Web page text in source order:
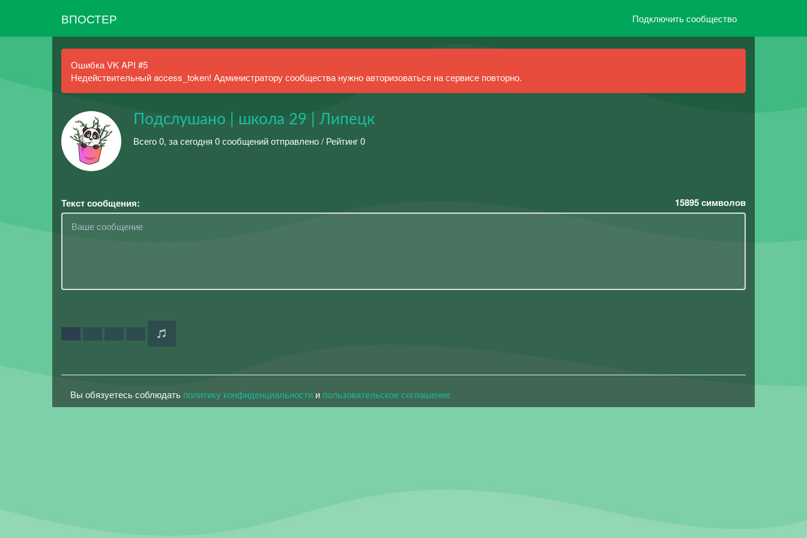
ВПОСТЕР Подключить сообщество
Ошибка VK API #5
Недействительный access_token! Администратору сообщества нужно авторизоваться на сервисе повторно.
Подслушано | школа 29 | Липецк
Всего 0, за сегодня 0 сообщений отправлено / Рейтинг 0
Текст сообщения: 15895символов
Вы обязуетесь соблюдать политику конфиденциальности и пользовательское соглашение